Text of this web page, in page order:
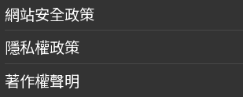
網站安全政策
隱私權政策
著作權聲明